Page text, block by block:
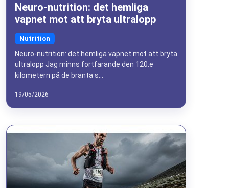
Neuro-nutrition: det hemliga
vapnet mot att bryta ultralopp
Nutrition
Neuro-nutrition: det hemliga vapnet mot att bryta
ultralopp Jag minns fortfarande den 120:e
kilometern på de branta s...
19/05/2026